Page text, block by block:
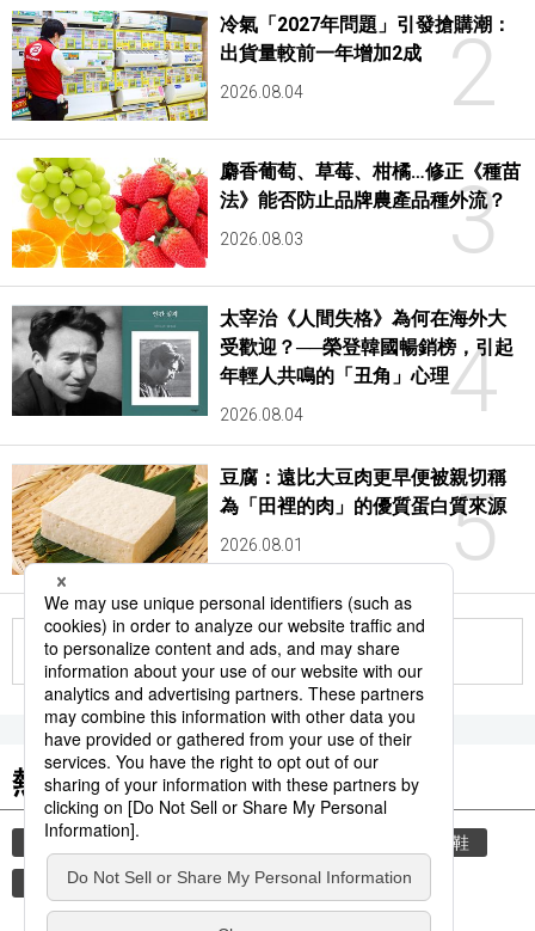
2
冷氣「2027年問題」引發搶購潮：
出貨量較前一年增加2成
2026.08.04
3
麝香葡萄、草莓、柑橘…修正《種苗
法》能否防止品牌農產品種外流？
2026.08.03
4
太宰治《人間失格》為何在海外大
受歡迎？──榮登韓國暢銷榜，引起
年輕人共鳴的「丑角」心理
2026.08.04
5
豆腐：遠比大豆肉更早便被親切稱
為「田裡的肉」的優質蛋白質來源
2026.08.01
更多
熱門關鍵詞
教育 住宅 脫鞋
觀光旅遊 時事通信新聞 歷史 飲食